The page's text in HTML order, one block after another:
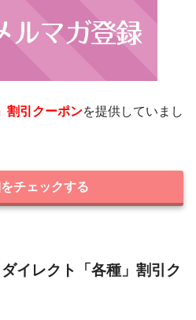
割引クーポンを提供していまし
チェックする
イレクト「各種」割引ク